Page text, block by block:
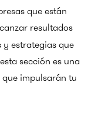
que están
resultados
y estrategias que
sección es una
impulsarán tu